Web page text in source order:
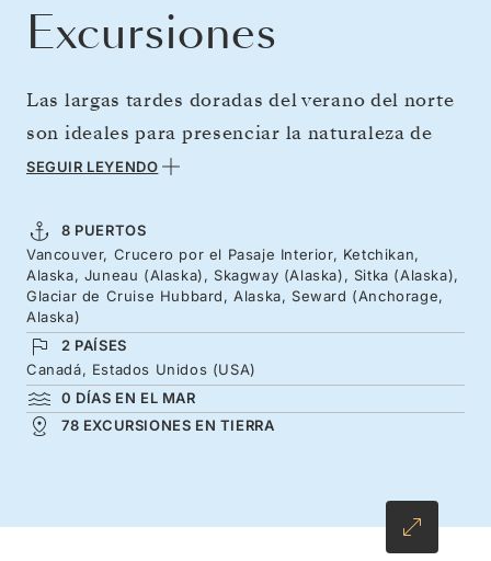
Excursiones
Las largas tardes doradas del verano del norte
son ideales para presenciar la naturaleza de
Alaska en su máxima expresión. El viaje hacia
descubrirá los bosques color esmeralda de la
Columbia Británica, para luego continuar
hacia los espectaculares fiordos de Alaska y la
naturaleza virgen de sus costas. Desde el Silver
Moon, podrá observar cómo se desgarra el
glaciar Hubbard, estrellando sus bloques de
hielo contra el mar. Aviste ballenas jorobadas y
SEGUIR LEYENDO
8 PUERTOS
Vancouver, Crucero por el Pasaje Interior, Ketchikan,
Alaska, Juneau (Alaska), Skagway (Alaska), Sitka (Alaska),
Glaciar de Cruise Hubbard, Alaska, Seward (Anchorage,
Alaska)
2 PAÍSES
Canadá, Estados Unidos (USA)
0 DÍAS EN EL MAR
78 EXCURSIONES EN TIERRA